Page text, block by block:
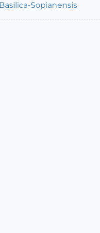
Sopianensis